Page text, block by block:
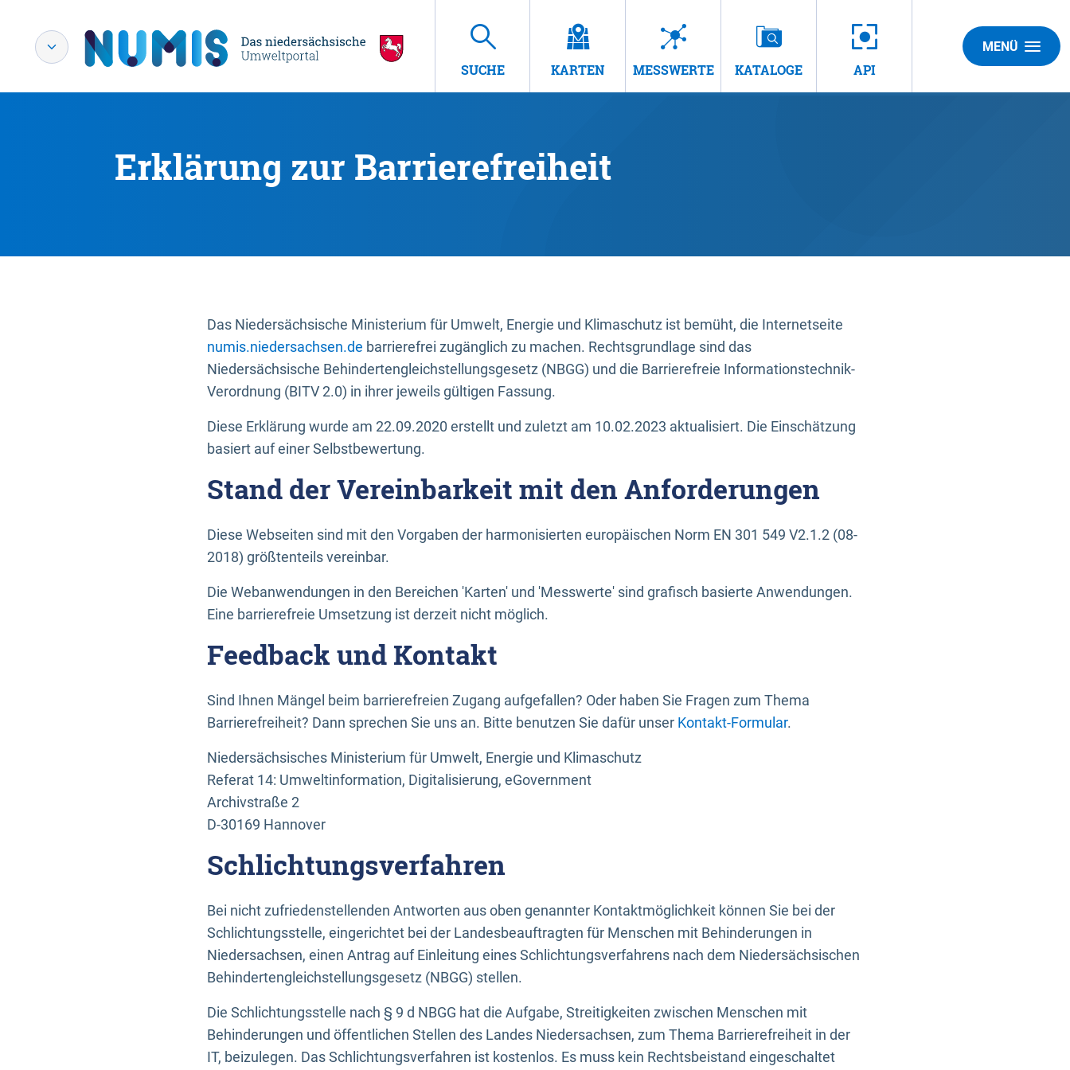
SUCHE KARTEN MESSWERTE KATALOGE API
MENÜ
Erklärung zur Barrierefreiheit
Das Niedersächsische Ministerium für Umwelt, Energie und Klimaschutz ist bemüht, die Internetseite
numis.niedersachsen.de barrierefrei zugänglich zu machen. Rechtsgrundlage sind das
Niedersächsische Behindertengleichstellungsgesetz (NBGG) und die Barrierefreie Informationstechnik-
Verordnung (BITV 2.0) in ihrer jeweils gültigen Fassung.
Diese Erklärung wurde am 22.09.2020 erstellt und zuletzt am 10.02.2023 aktualisiert. Die Einschätzung
basiert auf einer Selbstbewertung.
Stand der Vereinbarkeit mit den Anforderungen
Diese Webseiten sind mit den Vorgaben der harmonisierten europäischen Norm EN 301 549 V2.1.2 (08-
2018) größtenteils vereinbar.
Die Webanwendungen in den Bereichen 'Karten' und 'Messwerte' sind grafisch basierte Anwendungen.
Eine barrierefreie Umsetzung ist derzeit nicht möglich.
Feedback und Kontakt
Sind Ihnen Mängel beim barrierefreien Zugang aufgefallen? Oder haben Sie Fragen zum Thema
Barrierefreiheit? Dann sprechen Sie uns an. Bitte benutzen Sie dafür unser Kontakt-Formular.
Niedersächsisches Ministerium für Umwelt, Energie und Klimaschutz
Referat 14: Umweltinformation, Digitalisierung, eGovernment
Archivstraße 2
D-30169 Hannover
Schlichtungsverfahren
Bei nicht zufriedenstellenden Antworten aus oben genannter Kontaktmöglichkeit können Sie bei der
Schlichtungsstelle, eingerichtet bei der Landesbeauftragten für Menschen mit Behinderungen in
Niedersachsen, einen Antrag auf Einleitung eines Schlichtungsverfahrens nach dem Niedersächsischen
Behindertengleichstellungsgesetz (NBGG) stellen.
Die Schlichtungsstelle nach § 9 d NBGG hat die Aufgabe, Streitigkeiten zwischen Menschen mit
Behinderungen und öffentlichen Stellen des Landes Niedersachsen, zum Thema Barrierefreiheit in der
IT, beizulegen. Das Schlichtungsverfahren ist kostenlos. Es muss kein Rechtsbeistand eingeschaltet